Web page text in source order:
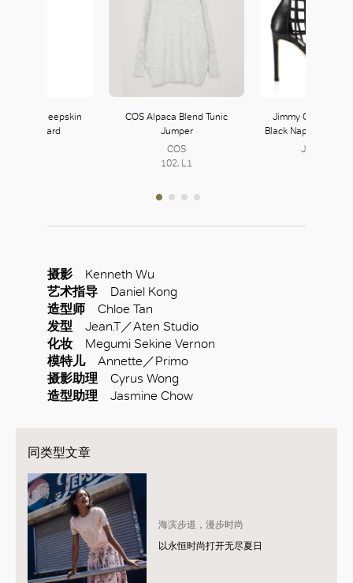
Teddy Sheepskin
In Mustard
COS Alpaca Blend Tunic
Jumper
COS
102, L1
Jimmy Choo
Black Nappa
Jimmy Choo
摄影 Kenneth Wu
艺术指导 Daniel Kong
造型师 Chloe Tan
发型 Jean.T／Aten Studio
化妆 Megumi Sekine Vernon
模特儿Annette／Primo
摄影助理 Cyrus Wong
造型助理 Jasmine Chow
同类型文章
海滨步道，漫步时尚
以永恒时尚打开无尽夏日